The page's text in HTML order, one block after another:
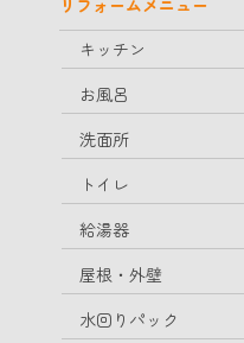
キッチン
お風呂
洗面所
トイレ
給湯器
屋根・外壁
水回りパック